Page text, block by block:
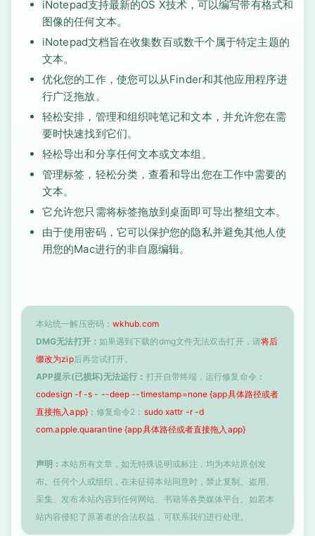
iNotepad支持最新的OS X技术，可以编写带有格式和
图像的任何文本。
iNotepad文档旨在收集数百或数千个属于特定主题的
文本。
优化您的工作，使您可以从Finder和其他应用程序进
行广泛拖放。
轻松安排，管理和组织吨笔记和文本，并允许您在需
要时快速找到它们。
轻松导出和分享任何文本或文本组。
管理标签，轻松分类，查看和导出您在工作中需要的
文本。
它允许您只需将标签拖放到桌面即可导出整组文本。
由于使用密码，它可以保护您的隐私并避免其他人使
用您的Mac进行的非自愿编辑。
本站统一解压密码： wkhub.com
DMG无法打开： 如果遇到下载的dmg文件无法双击打开，请将后
缀改为zip后再尝试打开。
APP提示(已损坏)无法运行： 打开自带终端，运行修复命令：
codesign -f -s - --deep --timestamp=none {app具体路径或者
直接拖入app}；修复命令2： sudo xattr -r -d
com.apple.quarantine {app具体路径或者直接拖入app}
声明：本站所有文章，如无特殊说明或标注，均为本站原创发
布。任何个人或组织，在未征得本站同意时，禁止复制、盗用、
采集、发布本站内容到任何网站、书籍等各类媒体平台。如若本
站内容侵犯了原著者的合法权益，可联系我们进行处理。